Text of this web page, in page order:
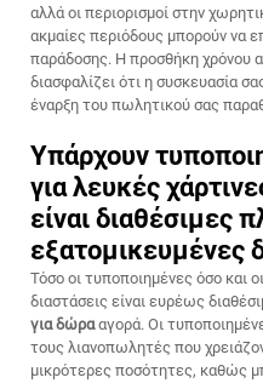
αλλά οι περιορισμοί στην
ακμαίες περιόδους μπορούν να
παράδοσης. Η προσθήκη χρόνου
διασφαλίζει ότι η συσκευασία
έναρξη του πωλητικού σας
Υπάρχουν
για λευκές
είναι διαθέσιμες
εξατομικευμένες
Τόσο οι τυποποιημένες όσο και
διαστάσεις είναι ευρέως
για δώρααγορά. Οι
τους λιανοπωλητές που
μικρότερες ποσότητες, καθώς